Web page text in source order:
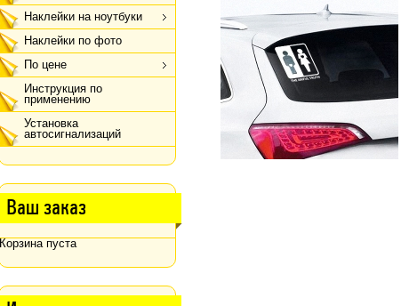
Наклейки на ноутбуки
Наклейки по фото
По цене
Инструкция по
применению
Установка
автосигнализаций
Ваш заказ
Корзина пуста